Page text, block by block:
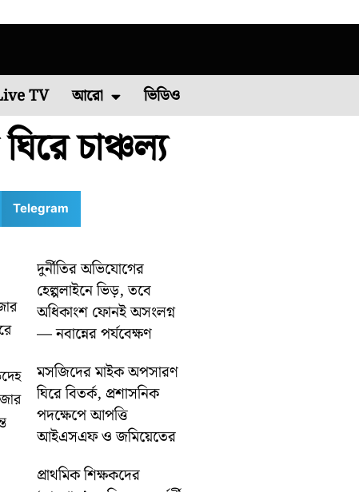
মেদিনীপুর পশ্চিম বর্ধমান পূর্ব মেদিনীপুর
এশিয়া কাপ ২০২২ বিশ্ব ব্যাডমিন্টন চ্যাম্পিয়নশিপ ২০২২
TV আরো
রাশিফল কারেন্ট অ্যাফেয়ার
ভিডিও
চাঞ্চল্য
Telegram
দুর্নীতির অভিযোগের
হেল্পলাইনে ভিড়, তবে
অধিকাংশ ফোনই অসংলগ্ন
— নবান্নের পর্যবেক্ষণ
মসজিদের মাইক অপসারণ
ঘিরে বিতর্ক, প্রশাসনিক
পদক্ষেপে আপত্তি
আইএসএফ ও জমিয়েতের
প্রাথমিক শিক্ষকদের